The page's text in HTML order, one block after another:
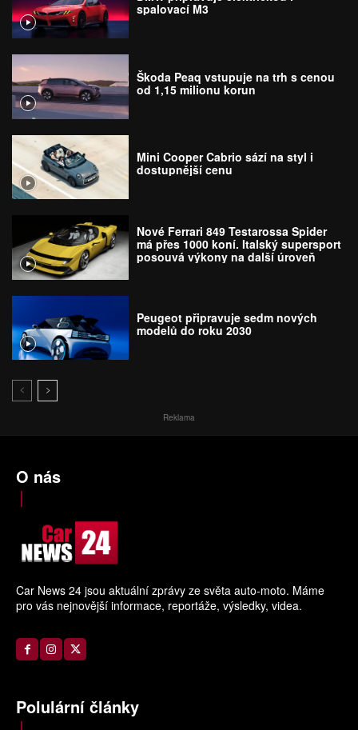
spalovací M3
Škoda Peaq vstupuje na trh s cenou
od 1,15 milionu korun
Mini Cooper Cabrio sází na styl i
dostupnější cenu
Nové Ferrari 849 Testarossa Spider
má přes 1000 koní. Italský supersport
posouvá výkony na další úroveň
Peugeot připravuje sedm nových
modelů do roku 2030
Reklama
O nás
Car News 24 jsou aktuální zprávy ze světa auto-moto. Máme
pro vás nejnovější informace, reportáže, výsledky, videa.
Polulární články